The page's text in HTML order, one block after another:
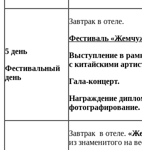
5 день
Фестивальный
день
Завтрак в отеле.
Фестиваль
Выступление в
с китайскими
Гала-концерт.
Награждение
Завтрак в отеле.
из знаменитого на